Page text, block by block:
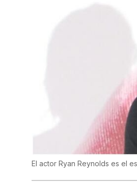
El actor Ryan Reynolds es el